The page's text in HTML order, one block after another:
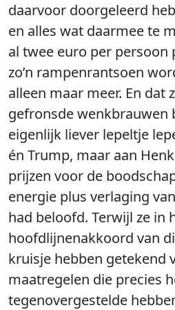
daarvoor doorgeleerd
en alles wat daarmee te
al twee euro per persoon
zo’n rampenrantsoen
alleen maar meer. En dat
gefronsde wenkbrauwen
eigenlijk liever lepeltje
én Trump, maar aan
prijzen voor de
energie plus verlaging
had beloofd. Terwijl ze in
hoofdlijnenakkoord van
kruisje hebben getekend
maatregelen die precies
tegenovergestelde